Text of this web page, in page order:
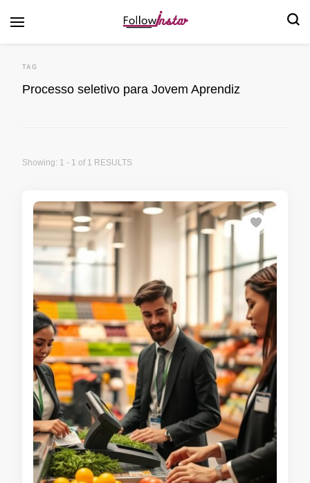
TAG
Processo seletivo para Jovem Aprendiz
Showing: 1 - 1 of 1 RESULTS